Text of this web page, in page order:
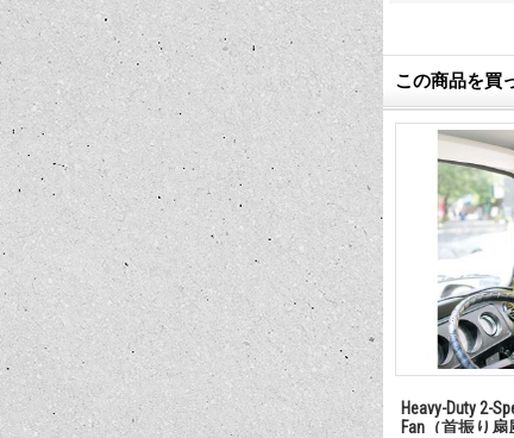
この商品を買
85W-140 LUCAS Racing Assembly Grease
Heavy-Duty 2-
Fan（首振り扇